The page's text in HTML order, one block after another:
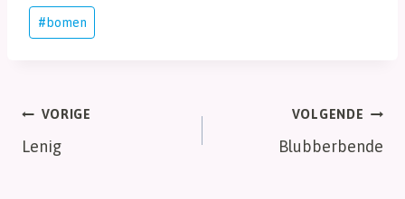
Bericht
tags:
#bomen
Bericht
navigatie
VORIGE
Lenig
VOLGENDE
Blubberbende